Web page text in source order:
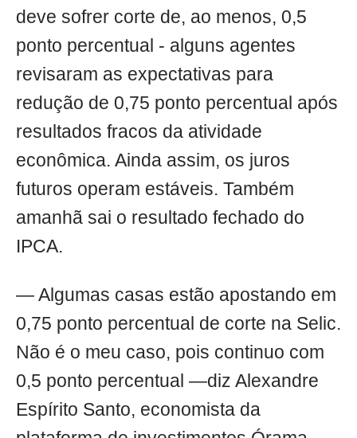
deve sofrer corte de, ao menos, 0,5
ponto percentual - alguns agentes
revisaram as expectativas para
redução de 0,75 ponto percentual após
resultados fracos da atividade
econômica. Ainda assim, os juros
futuros operam estáveis. Também
amanhã sai o resultado fechado do
IPCA.
— Algumas casas estão apostando em
0,75 ponto percentual de corte na Selic.
Não é o meu caso, pois continuo com
0,5 ponto percentual —diz Alexandre
Espírito Santo, economista da